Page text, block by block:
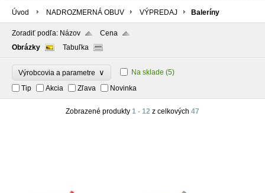
Úvod NADROZMERNÁ OBUV VÝPREDAJ Baleríny
Zoradiť podľa: Názov
Cena
Obrázky
Tabuľka
Výrobcovia a parametre ∨ Na sklade (5)
Tip
Akcia Zľava Novinka
Zobrazené produkty 1 - 12 z celkových 47